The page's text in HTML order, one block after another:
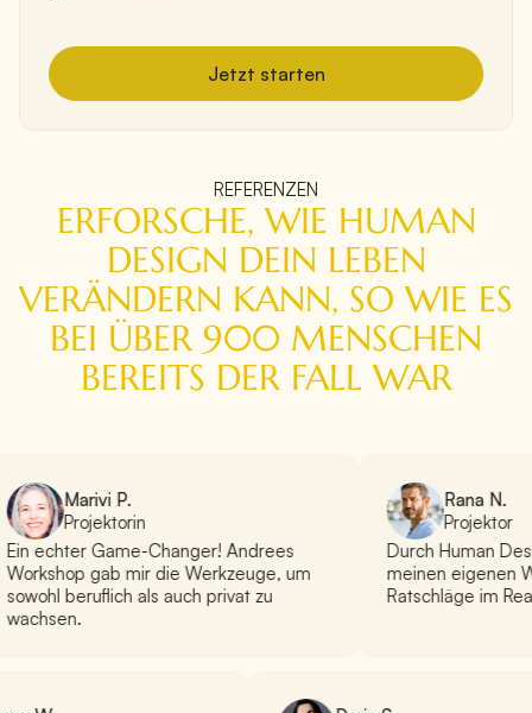
Jetzt starten
REFERENZEN
ERFORSCHE, WIE HUMAN
DESIGN DEIN LEBEN
VERÄNDERN KANN, SO WIE ES
BEI ÜBER 900 MENSCHEN
BEREITS DER FALL WAR
Marivi P.
Projektorin
echter Game-Changer! Andrees
gab mir die Werkzeuge, um
beruflich als auch privat zu
Rana N.
Projektor
Durch Human
meinen eigenen
Ratschläge im